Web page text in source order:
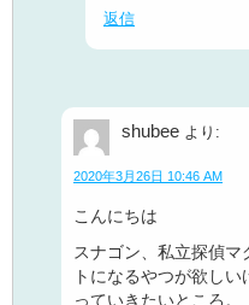
返信
shubee より:
2020年3月26日 10:46 AM
こんにちは
スナゴン、私立探偵マ
トになるやつが欲し
っていきたいところ。